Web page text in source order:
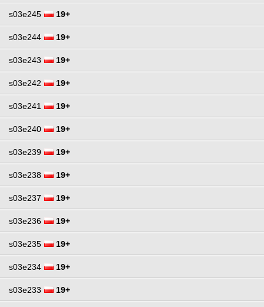
s03e245 19+
s03e244 19+
s03e243 19+
s03e242 19+
s03e241 19+
s03e240 19+
s03e239 19+
s03e238 19+
s03e237 19+
s03e236 19+
s03e235 19+
s03e234 19+
s03e233 19+